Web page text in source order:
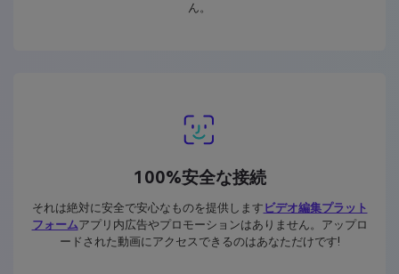
ん。
100%安全な接続
それは絶対に安全で安心なものを提供します ビデオ編集プラット
フォームアプリ内広告やプロモーションはありません。アップロ
ードされた動画にアクセスできるのはあなただけです!